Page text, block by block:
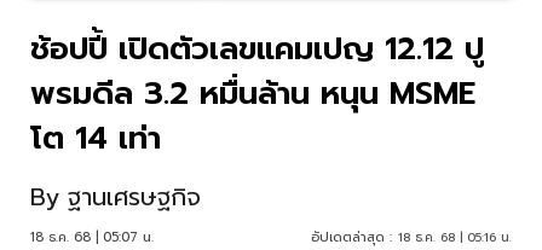
ช้อปปี้ เปิดตัวเลขแคมเปญ 12.12 ปู
พรมดีล 3.2 หมื่นล้าน หนุน MSME
โต 14 เท่า
By ฐานเศรษฐกิจ
18 ธ.ค. 68 | 05:07 น. อัปเดตล่าสุด : 18 ธ.ค. 68 | 05:16 น.